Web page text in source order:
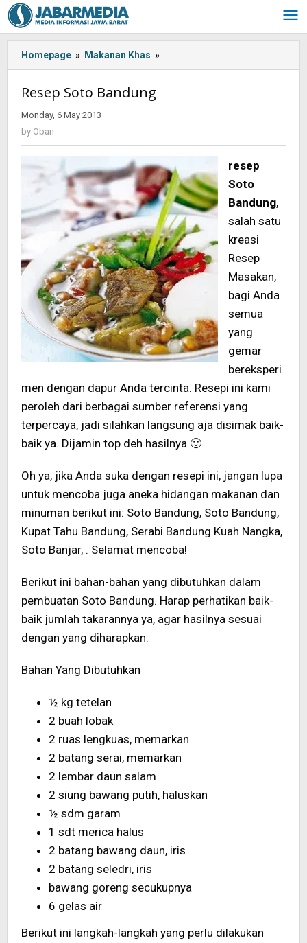
Skip
to
content
Homepage » Makanan Khas »
Soto
Resep Soto Bandung
Monday, 6 May 2013
by Oban
resep
Soto
Bandung,
salah satu
kreasi
Resep
Masakan,
bagi Anda
semua
yang
gemar
bereksperi
men dengan dapur Anda tercinta. Resepi ini kami
peroleh dari berbagai sumber referensi yang
terpercaya, jadi silahkan langsung aja disimak baik-
baik ya. Dijamin top deh hasilnya 🙂
Oh ya, jika Anda suka dengan resepi ini, jangan lupa
untuk mencoba juga aneka hidangan makanan dan
minuman berikut ini: Soto Bandung, Soto Bandung,
Kupat Tahu Bandung, Serabi Bandung Kuah Nangka,
Soto Banjar, . Selamat mencoba!
Berikut ini bahan-bahan yang dibutuhkan dalam
pembuatan Soto Bandung. Harap perhatikan baik-
baik jumlah takarannya ya, agar hasilnya sesuai
dengan yang diharapkan.
Bahan Yang Dibutuhkan
½ kg tetelan
2 buah lobak
2 ruas lengkuas, memarkan
2 batang serai, memarkan
2 lembar daun salam
2 siung bawang putih, haluskan
½ sdm garam
1 sdt merica halus
2 batang bawang daun, iris
2 batang seledri, iris
bawang goreng secukupnya
6 gelas air
Berikut ini langkah-langkah yang perlu dilakukan